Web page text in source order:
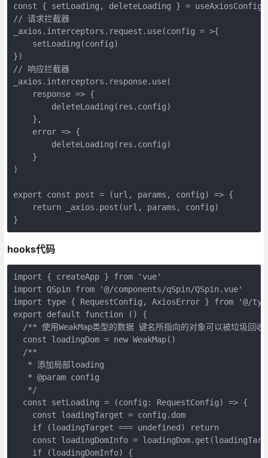
const { setLoading, deleteLoading } =
// 请求拦截器
_axios.interceptors.request.use(config = >{
setLoading(config)
})
// 响应拦截器
_axios.interceptors.response.use(
    response => {
deleteLoading(res.config)
    },
    error => {
deleteLoading(res.config)
    }
)
export const post = (url, params, config) => {
    return _axios.post(url, params, config)
hooks代码
import { createApp } from 'vue'
import QSpin from '@/components/qSpin/QSpin.vue'
import type { RequestConfig, AxiosError } from '@/
export default function () {
/** 使用WeakMap类型的数据 键名所指向的对象可以被垃圾回
  const loadingDom = new WeakMap()
  /**
* 添加局部loading
* @param config
*/
  const setLoading = (config: RequestConfig) => {
const loadingTarget = config.dom
if (loadingTarget === undefined) return
const loadingDomInfo =
if (loadingDomInfo) {